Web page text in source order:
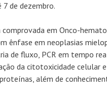
7 de dezembro.
em Onco-
ênfase em neoplasias
de fluxo, PCR em tempo
da citotoxicidade celular
além de